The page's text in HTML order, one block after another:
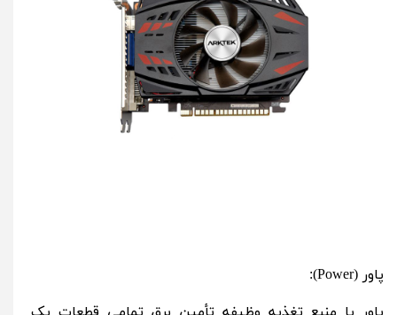
پاور (Power):